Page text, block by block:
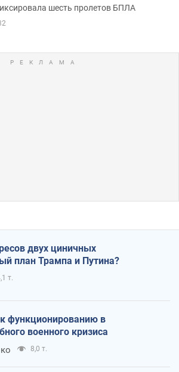
шесть пролетов БПЛА
двух циничных
план Трампа и Путина?
т.
функционированию в
военного кризиса
8,0 т.